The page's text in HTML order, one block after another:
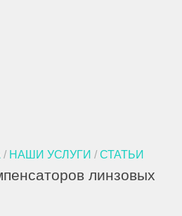
/ НАШИ УСЛУГИ / СТАТЬИ
линзовых